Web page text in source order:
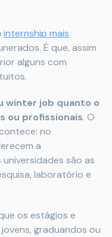
internship mais
É que, assim
alguns com
winter job quanto o
ou profissionais. O
no
a
são as
laboratório e
os estágios e
graduandos ou